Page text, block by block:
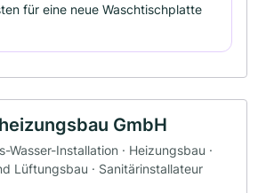
für eine neue Waschtischplatte
GmbH
Wasser-Installation · Heizungsbau ·
Lüftungsbau · Sanitärinstallateur